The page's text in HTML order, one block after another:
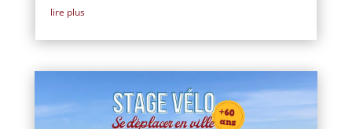
lire plus